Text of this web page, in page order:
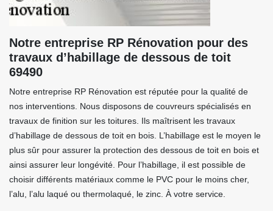
Notre entreprise RP Rénovation pour des
travaux d’habillage de dessous de toit
69490
Notre entreprise RP Rénovation est réputée pour la qualité de
nos interventions. Nous disposons de couvreurs spécialisés en
travaux de finition sur les toitures. Ils maîtrisent les travaux
d’habillage de dessous de toit en bois. L’habillage est le moyen le
plus sûr pour assurer la protection des dessous de toit en bois et
ainsi assurer leur longévité. Pour l’habillage, il est possible de
choisir différents matériaux comme le PVC pour le moins cher,
l’alu, l’alu laqué ou thermolaqué, le zinc. À votre service.